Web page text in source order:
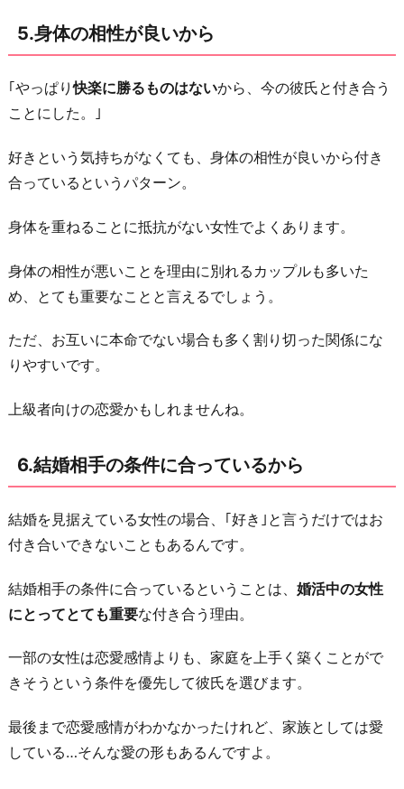
に
慢
で
る
か
ら
な
ん
な
く
お
り
に
5.身体の相性が良いから
｢やっぱり快楽に勝るものはないから、今の彼氏と付き合う
ことにした。｣
好きという気持ちがなくても、身体の相性が良いから付き
合っているというパターン。
身体を重ねることに抵抗がない女性でよくあります。
身体の相性が悪いことを理由に別れるカップルも多いた
め、とても重要なことと言えるでしょう。
ただ、お互いに本命でない場合も多く割り切った関係にな
りやすいです。
上級者向けの恋愛かもしれませんね。
6.結婚相手の条件に合っているから
結婚を見据えている女性の場合、｢好き｣と言うだけではお
付き合いできないこともあるんです。
結婚相手の条件に合っているということは、 婚活中の女性
にとってとても重要な付き合う理由。
一部の女性は恋愛感情よりも、家庭を上手く築くことがで
きそうという条件を優先して彼氏を選びます。
最後まで恋愛感情がわかなかったけれど、家族としては愛
している…そんな愛の形もあるんですよ。